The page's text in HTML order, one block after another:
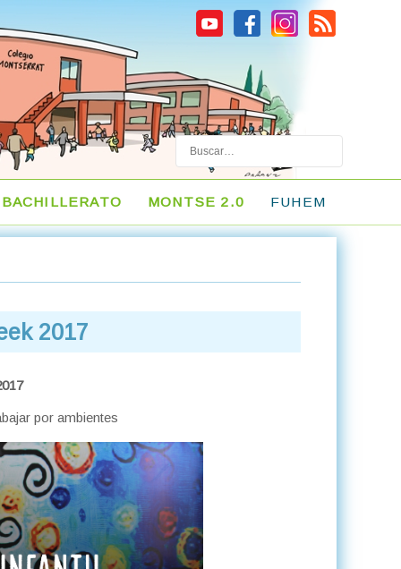
Buscar
BACHILLERATO MONTSE 2.0 FUHEM
2017
por ambientes